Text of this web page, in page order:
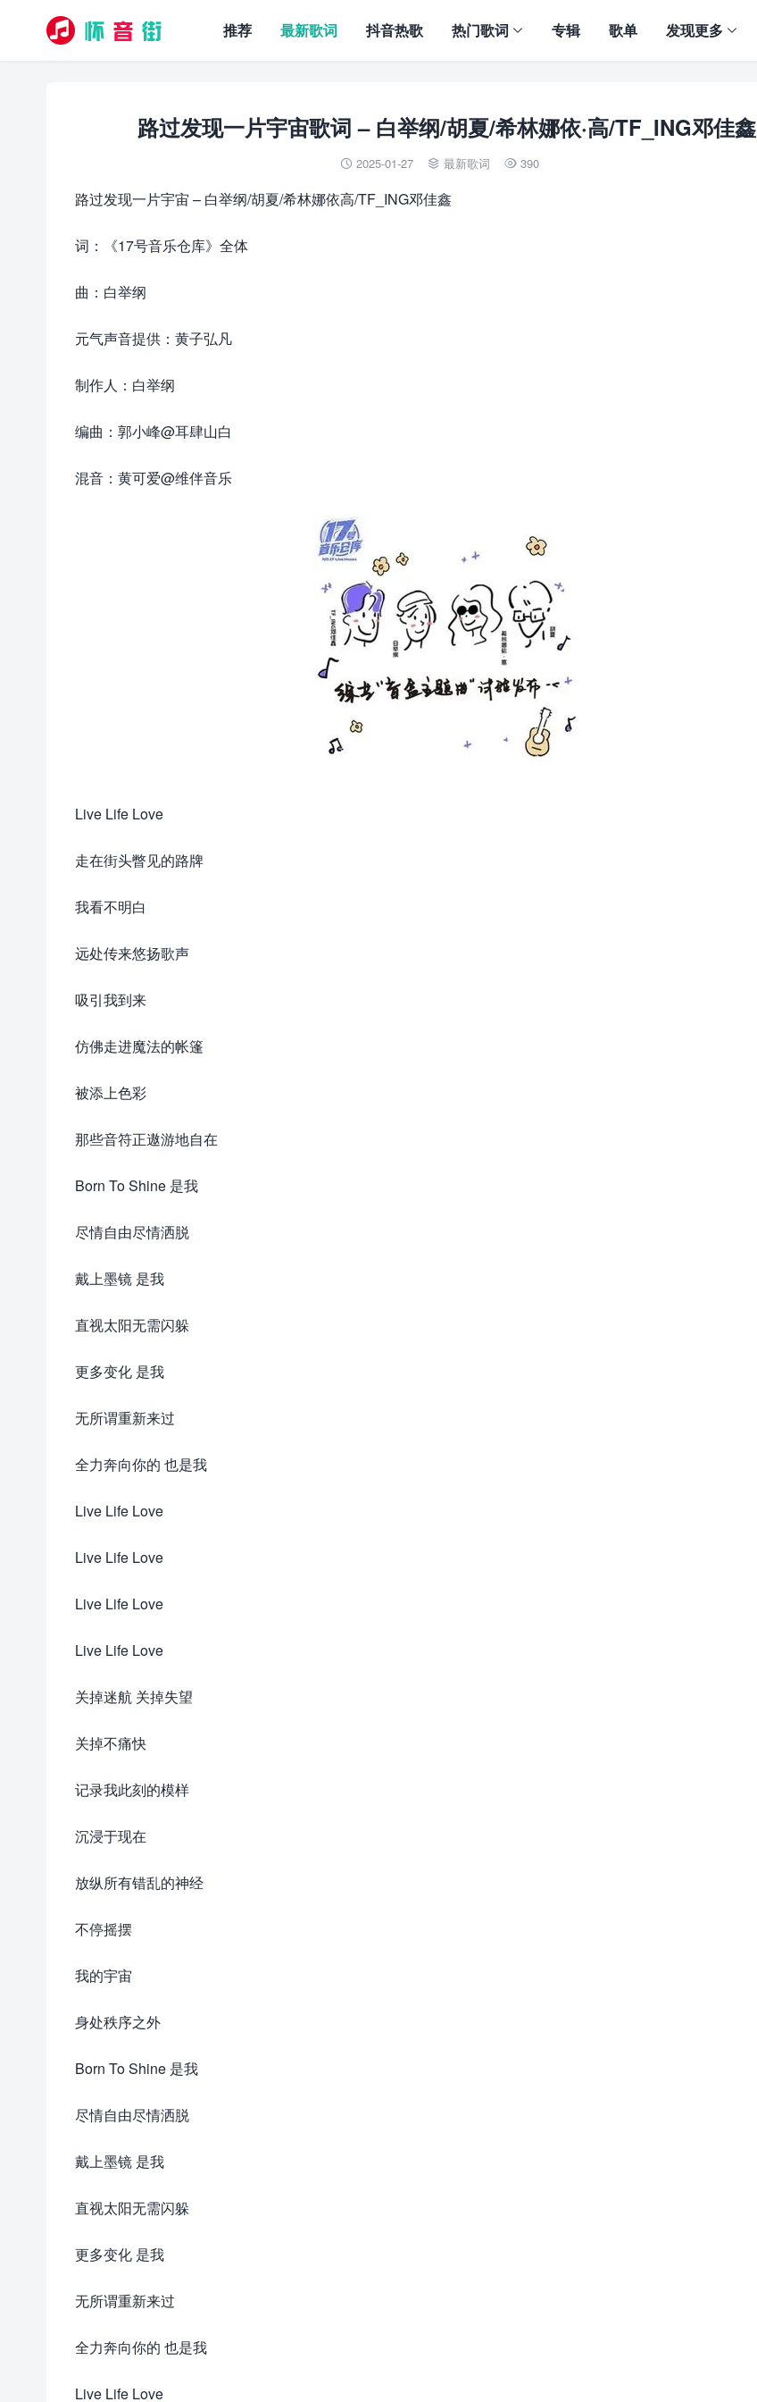
推荐 最新歌词 抖音热歌 热门歌词 专辑 歌单 发现更多
路过发现一片宇宙歌词 – 白举纲/胡夏/希林娜依·高/TF_ING邓佳鑫
 2025-01-27  最新歌词  390
路过发现一片宇宙 – 白举纲/胡夏/希林娜依高/TF_ING邓佳鑫
词：《17号音乐仓库》全体
曲：白举纲
元气声音提供：黄子弘凡
制作人：白举纲
编曲：郭小峰@耳肆山白
混音：黄可爱@维伴音乐
Live Life Love
走在街头瞥见的路牌
我看不明白
远处传来悠扬歌声
吸引我到来
仿佛走进魔法的帐篷
被添上色彩
那些音符正遨游地自在
Born To Shine 是我
尽情自由尽情洒脱
戴上墨镜 是我
直视太阳无需闪躲
更多变化 是我
无所谓重新来过
全力奔向你的 也是我
Live Life Love
Live Life Love
Live Life Love
Live Life Love
关掉迷航 关掉失望
关掉不痛快
记录我此刻的模样
沉浸于现在
放纵所有错乱的神经
不停摇摆
我的宇宙
身处秩序之外
Born To Shine 是我
尽情自由尽情洒脱
戴上墨镜 是我
直视太阳无需闪躲
更多变化 是我
无所谓重新来过
全力奔向你的 也是我
Live Life Love